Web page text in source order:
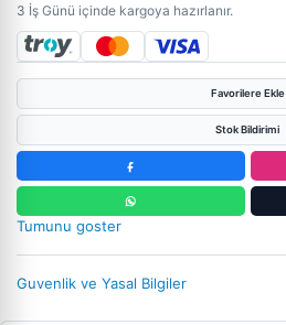
3 İş Günü içinde kargoya hazırlanır.
Favorilere Ekle
Stok Bildirimi
Tumunu goster
Guvenlik ve Yasal Bilgiler